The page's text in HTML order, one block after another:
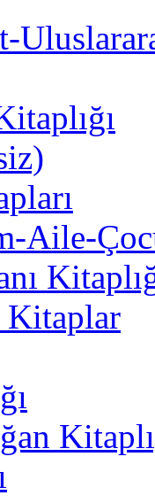
Aile-
Kitaplar